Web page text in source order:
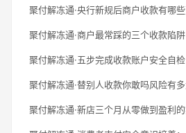
聚付解冻通·央行新规后商户收款有哪
聚付解冻通·商户最常踩的三个收款陷阱
聚付解冻通·五步完成收款账户安全自检
聚付解冻通·替别人收款你敢吗风险有
聚付解冻通·新店三个月从零做到盈利